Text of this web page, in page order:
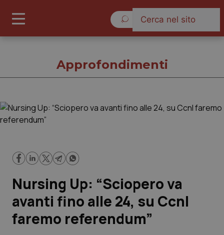
Governo e Parlamento
Regioni e Asl
Lavoro e Professioni
Approfondimenti
Nursing Up: “Sciopero va
avanti fino alle 24, su Ccnl
faremo referendum”